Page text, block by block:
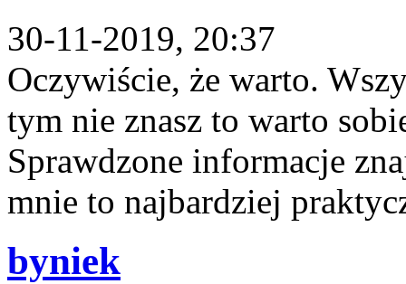
30-11-2019, 20:37
Oczywiście, że warto.
tym nie znasz to warto
Sprawdzone informacje
mnie to najbardziej
byniek